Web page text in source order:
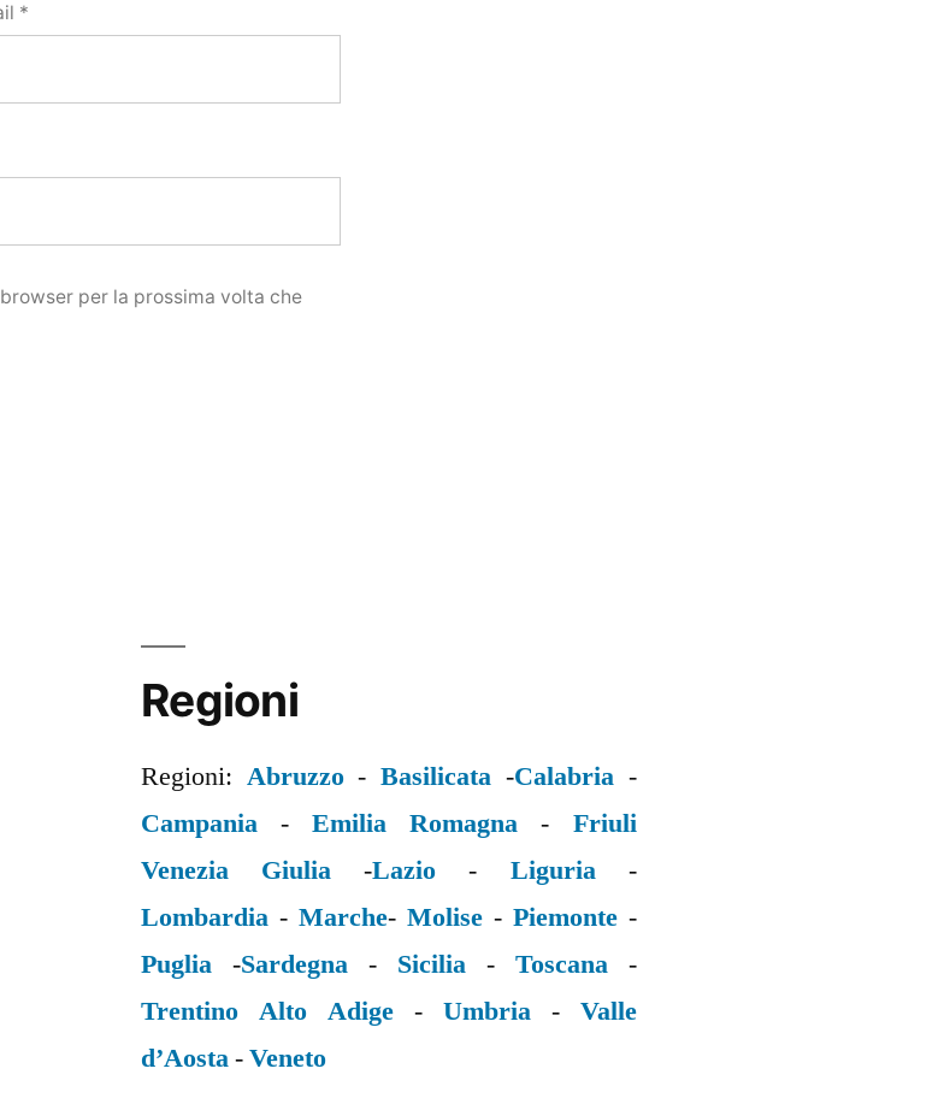
*
per la prossima volta che
Regioni
Regioni: Abruzzo-Basilicata -Calabria-
Campania -Emilia Romagna - Friuli
Venezia Giulia -Lazio - Liguria-
Lombardia - Marche- Molise- Piemonte-
Puglia -Sardegna- Sicilia- Toscana-
Trentino Alto Adige- Umbria- Valle
d’Aosta-Veneto